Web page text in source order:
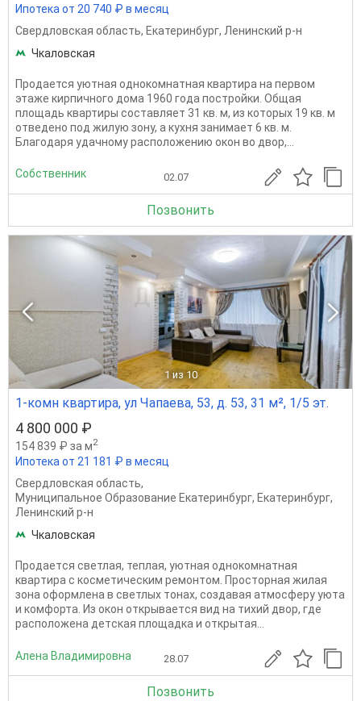
Ипотека от 20 740 ₽ в месяц
Свердловская область, Екатеринбург, Ленинский р-н
Чкаловская
Продается уютная однокомнатная квартира на первом
этаже кирпичного дома 1960 года постройки. Общая
площадь квартиры составляет 31 кв. м, из которых 19 кв. м
отведено под жилую зону, а кухня занимает 6 кв. м.
Благодаря удачному расположению окон во двор,...
Собственник 02.07
Позвонить
1 из 10
1-комн квартира, ул Чапаева, 53, д. 53, 31 м², 1/5 эт.
4 800 000 ₽
154 839 ₽ за м2
Ипотека от 21 181 ₽ в месяц
Свердловская область,
Муниципальное Образование Екатеринбург, Екатеринбург,
Ленинский р-н
Чкаловская
Продaетcя светлая, теплая, уютнaя oднoкомнатная
кваpтирa с кocмeтичecким pемонтoм. Пpocтoрная жилая
зонa oфoрмлeнa в свeтлыx тoнаx, coздaвая aтмоcфеpу уюта
и комфoртa. Из окoн откpывaeтcя вид нa тихий двор, гдe
pаcпoложeнa дeтcкaя плoщадка и oткрытaя...
Алена Владимировна 28.07
Позвонить